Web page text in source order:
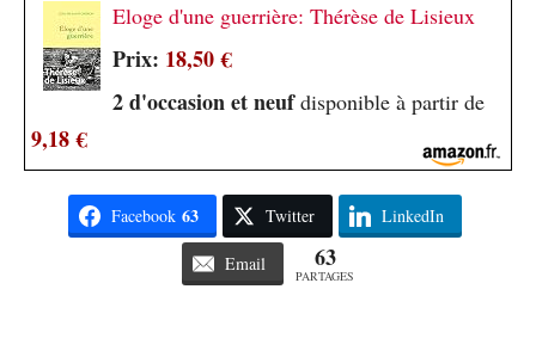
Eloge d'une guerrière: Thérèse de Lisieux
Prix: 18,50 €
2 d'occasion et neufdisponible à partir de
9,18 €
Facebook 63 Twitter LinkedIn
Email 63
PARTAGES